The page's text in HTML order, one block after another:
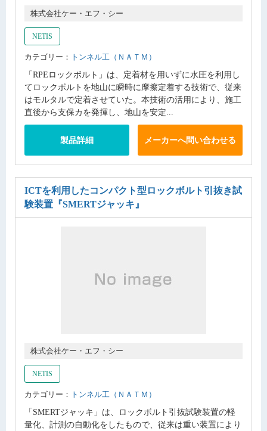
株式会社ケー・エフ・シー
NETIS
カテゴリー： トンネル工（ＮＡＴＭ）
「RPEロックボルト」は、定着材を用いずに水圧を利用し
てロックボルトを地山に瞬時に摩擦定着する技術で、従来
はモルタルで定着させていた。本技術の活用により、施工
直後から支保カを発揮し、地山を安定...
製品詳細 メーカーへ問い合わせる
ICTを利用したコンパクト型ロックボルト引抜き試
験装置 『SMERTジャッキ』
株式会社ケー・エフ・シー
NETIS
カテゴリー： トンネル工（ＮＡＴＭ）
「SMERTジャッキ」は、ロックボルト引抜試験装置の軽
量化、計測の自動化をしたもので、従来は重い装置により